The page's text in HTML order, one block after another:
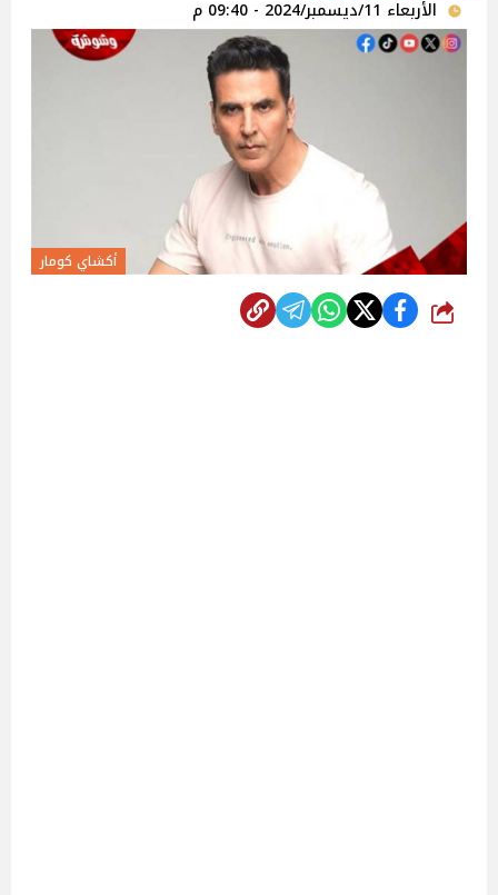
الأربعاء 11/ديسمبر/2024 - 09:40 م
أكشاي كومار
شارك